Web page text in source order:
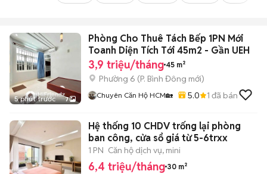
5 phút trước 7
Phòng Cho Thuê Tách Bếp 1PN Mới
Toanh Diện Tích Tới 45m2 - Gần UEH
3,9 triệu/tháng 45 m²
Phường 6 (P. Bình Đông mới)
Chuyên Căn Hộ HCM🏡 5.0 1 đã bán
Hệ thống 10 CHDV trống lại phòng
ban công, cửa sổ giá từ 5-6trxx
1 PN Căn hộ dịch vụ, mini
6,4 triệu/tháng 30 m²